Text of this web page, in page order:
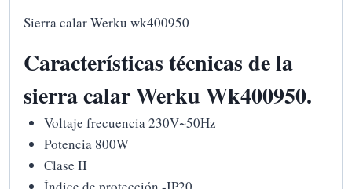
Sierra calar Werku wk400950
Características técnicas de la
sierra calar Werku Wk400950.
Voltaje frecuencia 230V~50Hz
Potencia 800W
Clase II